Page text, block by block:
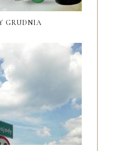
GRUDNIA